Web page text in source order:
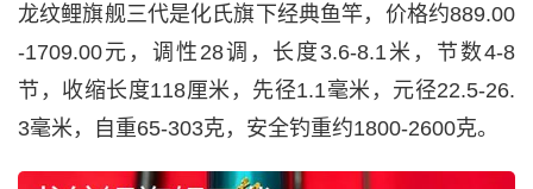
龙纹鲤旗舰三代是化氏旗下经典鱼竿，价格约889.00
-1709.00元，调性28调，长度3.6-8.1米，节数4-8
节，收缩长度118厘米，先径1.1毫米，元径22.5-26.
3毫米，自重65-303克，安全钓重约1800-2600克。